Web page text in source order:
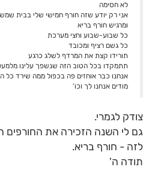
לא חסימה
אני רק יודע שזה חורף חמישי שלי בבית
ומרגיש חורף בריא
כל שבוע-שבוע וחצי מערכת
כל גשם רציף ומכובד
תורידו קצת את המרדף לשלג כרגע
תתמקדו בכל הטוב הזה שנשפך עלינו
אנחנו כבר אוחזים פה בכפול ממה שירד כל
מודים אנחנו לך וכו’
צודק לגמרי.
גם לי השנה הזכירה את
לזה - חורף בריא.
תודה ה'